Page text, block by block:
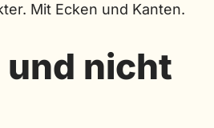
Mit Ecken und Kanten.
und nicht